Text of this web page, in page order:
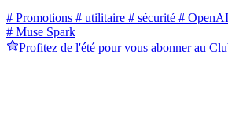
# Promotions # utilitaire # sécurité # OpenAI
# Muse Spark
Profitez de l'été pour vous abonner au